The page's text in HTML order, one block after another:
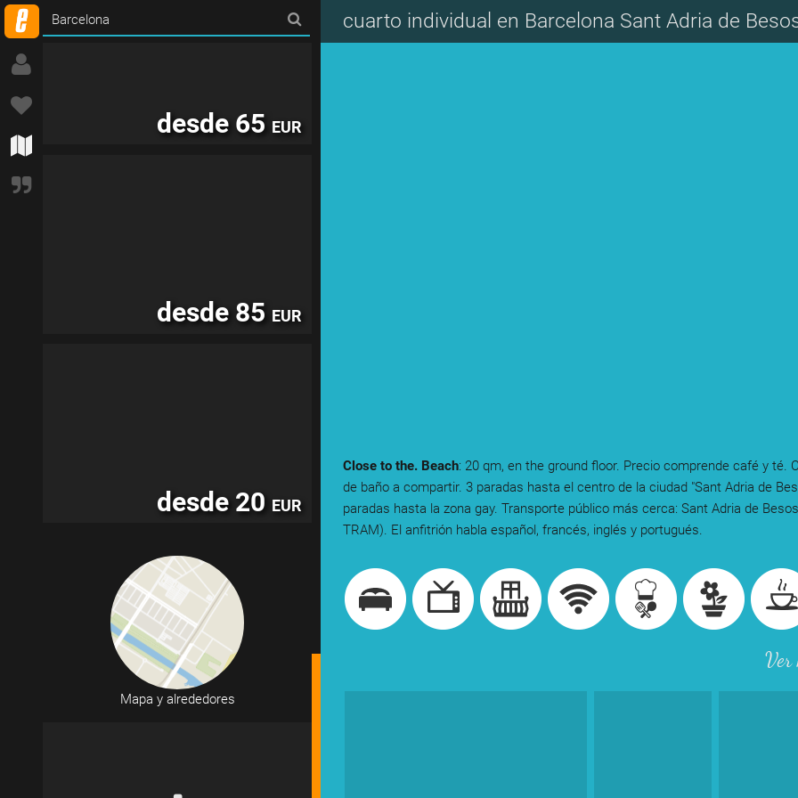
cuarto individual en Barcelona Sant Adria de
Close to the. Beach: 20 qm, en the ground floor. Precio comprende café y té.
de baño a compartir. 3 paradas hasta el centro de la ciudad "Sant Adria de
paradas hasta la zona gay. Transporte público más cerca: Sant Adria de
TRAM). El anfitrión habla español, francés, inglés y portugués.
Ver
desde 65 EUR
desde 85 EUR
desde 20 EUR
Mapa y alrededores